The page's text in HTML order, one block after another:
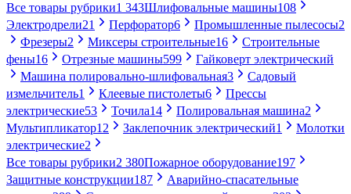
Все товары рубрики1 343Шлифовальные машины108
Электродрели21 Перфоратор6 Промышленные пылесосы2
Фрезеры2 Миксеры строительные16
Строительные
фены16 Отрезные машины599
Гайковерт электрический
Машина полировально-шлифовальная3
Садовый
измельчитель1 Клеевые пистолеты6
Прессы
электрические53 Точила14 Полировальная машина2
Мультипликатор12 Заклепочник электрический1
Молотки
электрические2
Все товары рубрики2 380Пожарное оборудование197
Защитные конструкции187
Аварийно-спасательные